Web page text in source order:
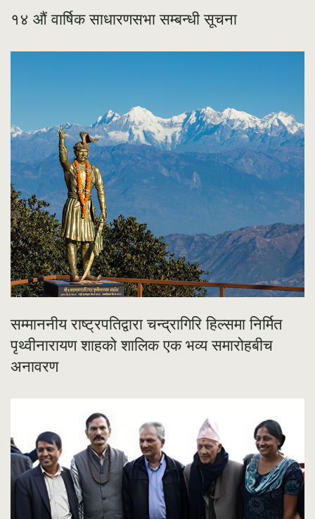
१४ औं वार्षिक साधारणसभा सम्बन्धी सूचना
सम्माननीय राष्ट्रपतिद्वारा चन्द्रागिरि हिल्समा निर्मित
पृथ्वीनारायण शाहको शालिक एक भव्य समारोहबीच
अनावरण